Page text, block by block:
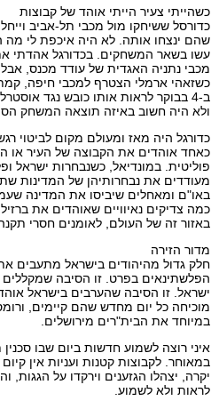
כשהייתי צעיר הייתי אוהד של קבוצות
כדורסל ששיחקו מול מכבי תל-אביב
שהם ינצחו אותה. לא היה איכפת לי מה
עשו בשאר המשחקים. בכדורגל אהדתי
מכבי נתניה האגדית של עודד מכנס, אבל
כשזאהי ארמלי הצטרף למכבי חיפה,
ב-4 בבוקר לראות אותו כובש נגד
ולא היה חשוב באיזה תוצאה המשחק
כדורגל היה מאז ומעולם מקום לביטוי
כאחד אוהדים את הקבוצה של העיר או
פוליטית. במונדיאל, כשנבחרות ישראל
מעודדים את נבחרותיהן של המדינות
באו"ם ומאחלים שיביסו את המדינה
כמה צדיקים נאיוויים שאוהדים את
באזור זה של העולם, לאומנים חסרי
מדור הזירה
חלק גדול מהיהודים בישראל מתעבים
הפלשתינאים בפרט. זו הסיבה
ישראל. זו הסיבה שהערבים בישראל
מוכיחה כל יום מחדש שהם קיימים,
במיוחד את הבית"רים מירושלים.
איני רוצה לשמוע חדשות ביום שבו
במאוחר. לקבוצות קטנות ועניות אין
יקרה, יצהלו הגזענים וירקדו על הגגות,
לראות ולא לשמוע.